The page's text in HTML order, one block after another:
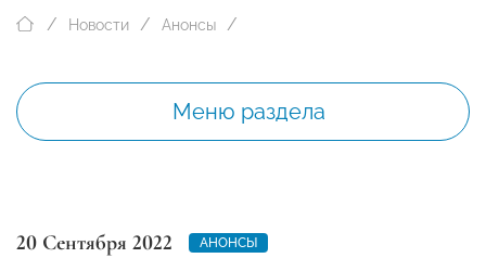
Новости Анонсы
Меню раздела
20 Сентября 2022 АНОНСЫ